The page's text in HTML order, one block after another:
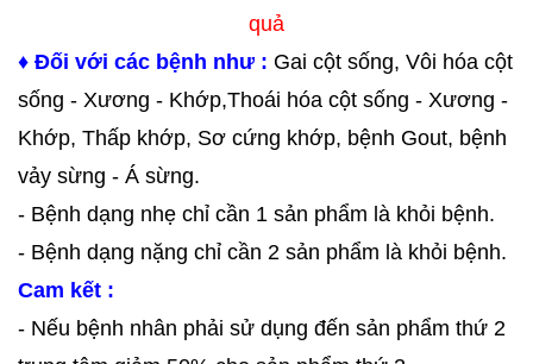
quả
♦ Đối với các bệnh như : Gai cột sống, Vôi hóa cột
sống - Xương - Khớp,Thoái hóa cột sống - Xương -
Khớp, Thấp khớp, Sơ cứng khớp, bệnh Gout, bệnh
vảy sừng - Á sừng.
- Bệnh dạng nhẹ chỉ cần 1 sản phẩm là khỏi bệnh.
- Bệnh dạng nặng chỉ cần 2 sản phẩm là khỏi bệnh.
Cam kết :
- Nếu bệnh nhân phải sử dụng đến sản phẩm thứ 2